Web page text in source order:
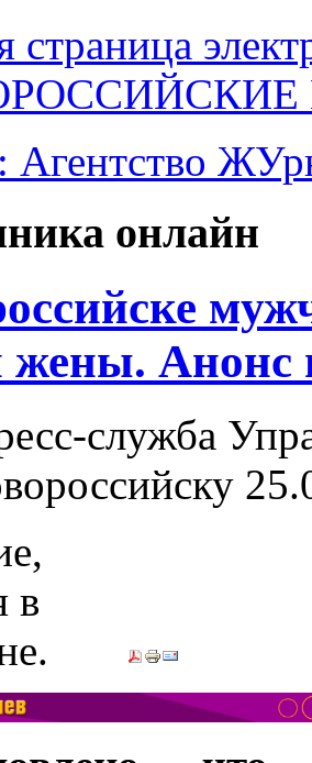
страница
онлайн
Анонс
служба